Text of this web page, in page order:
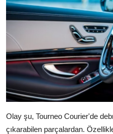
Olay şu, Tourneo Courier'de
çıkarabilen parçalardan.